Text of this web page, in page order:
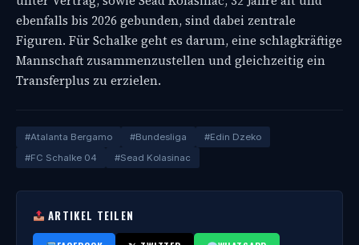
ebenfalls bis 2026 gebunden, sind dabei zentrale
Figuren. Für Schalke geht es darum, eine schlagkräftige
Mannschaft zusammenzustellen und gleichzeitig ein
Transferplus zu erzielen.
#Atalanta Bergamo #Bundesliga
#Edin Dzeko
#FC Schalke 04
#Sead Kolasinac
ARTIKEL TEILEN